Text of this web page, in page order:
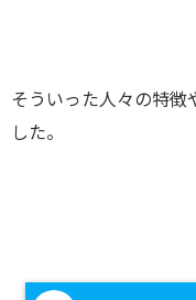
そういった人々の特徴
した。